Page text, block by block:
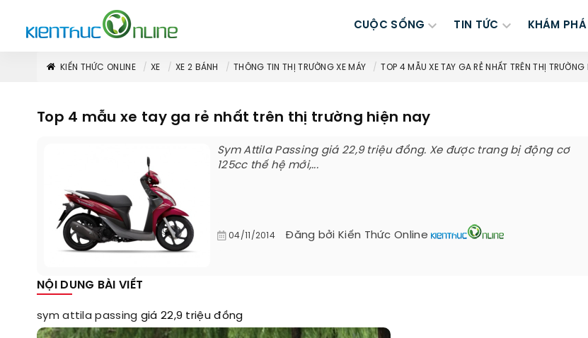
CUỘC SỐNG TIN TỨC KHÁM PHÁ
KIẾN THỨC ONLINE XE XE 2 BÁNH THÔNG TIN THỊ TRƯỜNG XE MÁY TOP 4 MẪU XE TAY GA RẺ NHẤT TRÊN THỊ TRƯỜNG
Top 4 mẫu xe tay ga rẻ nhất trên thị trường hiện nay
Sym Attila Passing giá 22,9 triệu đồng. Xe được trang bị động cơ
125cc thế hệ mới,...
04/11/2014 Đăng bởi Kiến Thức Online
NỘI DUNG BÀI VIẾT
sym attila passing giá 22,9 triệu đồng